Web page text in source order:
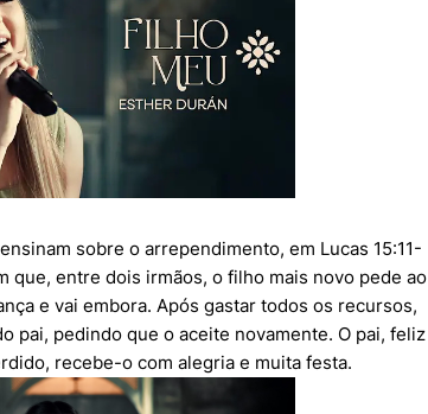
sobre o arrependimento, em Lucas 15:11-
que, entre dois irmãos, o filho mais novo pede ao
e vai embora. Após gastar todos os recursos,
pai, pedindo que o aceite novamente. O pai, feliz
recebe-o com alegria e muita festa.